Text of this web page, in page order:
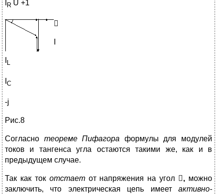
R U +1

L
C
-j
Рис.8
Согласно теореме Пифагора формулы для модулей
токов и тангенса угла остаются такими же, как и в
предыдущем случае.
Так как ток отстаетот напряжения на угол , можно
заключить, что электрическая цепь имеет активно-